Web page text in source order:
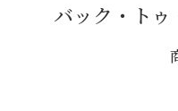
バック・ト